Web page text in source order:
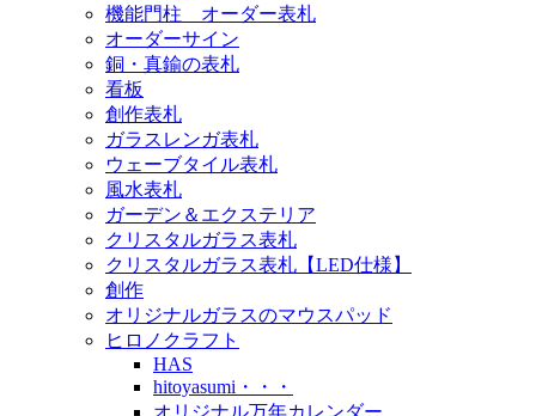
機能門柱 オーダー表札
オーダーサイン
銅・真鍮の表札
看板
創作表札
ガラスレンガ表札
ウェーブタイル表札
風水表札
ガーデン＆エクステリア
クリスタルガラス表札
クリスタルガラス表札【LED仕様】
創作
オリジナルガラスのマウスパッド
ヒロノクラフト
HAS
hitoyasumi・・・
オリジナル万年カレンダー